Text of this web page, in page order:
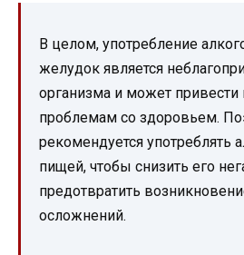
В целом, употребление
желудок является
организма и может
проблемам со здоровьем.
рекомендуется употреблять
пищей, чтобы снизить его
предотвратить
осложнений.